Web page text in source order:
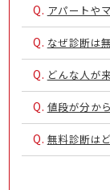
Q. アパートや
Q. なぜ診断は
Q. どんな人が
Q. 値段が分か
Q. 無料診断は